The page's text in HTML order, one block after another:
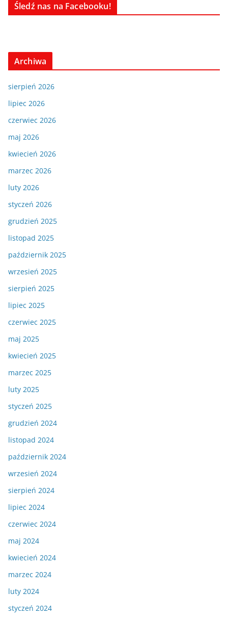
Śledź nas na Facebooku!
Archiwa
sierpień 2026
lipiec 2026
czerwiec 2026
maj 2026
kwiecień 2026
marzec 2026
luty 2026
styczeń 2026
grudzień 2025
listopad 2025
październik 2025
wrzesień 2025
sierpień 2025
lipiec 2025
czerwiec 2025
maj 2025
kwiecień 2025
marzec 2025
luty 2025
styczeń 2025
grudzień 2024
listopad 2024
październik 2024
wrzesień 2024
sierpień 2024
lipiec 2024
czerwiec 2024
maj 2024
kwiecień 2024
marzec 2024
luty 2024
styczeń 2024